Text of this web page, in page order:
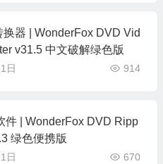
换器 | WonderFox DVD Vid
v31.5 中文破解绿色版
日 914
件 | WonderFox DVD Ripp
绿色便携版
日 670